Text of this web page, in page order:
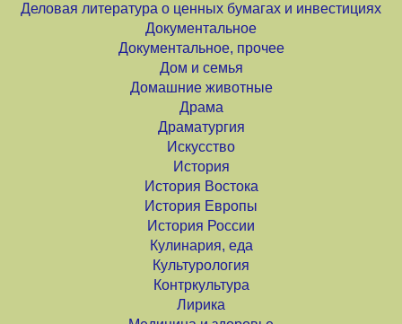
Деловая литература о ценных бумагах и инвестициях
Документальное
Документальное, прочее
Дом и семья
Домашние животные
Драма
Драматургия
Искусство
История
История Востока
История Европы
История России
Кулинария, еда
Культурология
Контркультура
Лирика